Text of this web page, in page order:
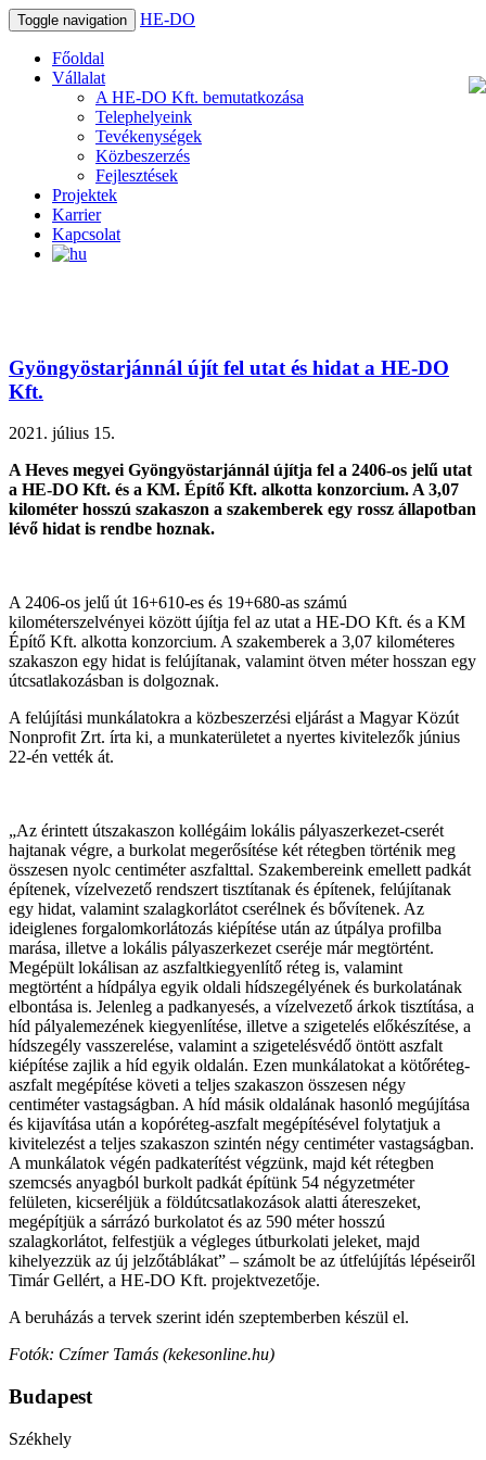
Toggle navigation HE-DO
Főoldal
Vállalat
A HE-DO Kft. bemutatkozása
Telephelyeink
Tevékenységek
Közbeszerzés
Fejlesztések
Projektek
Karrier
Kapcsolat
Gyöngyöstarjánnál újít fel utat és hidat a HE-DO
Kft.
2021. július 15.
A Heves megyei Gyöngyöstarjánnál újítja fel a 2406-os jelű utat
a HE-DO Kft. és a KM. Építő Kft. alkotta konzorcium. A 3,07
kilométer hosszú szakaszon a szakemberek egy rossz állapotban
lévő hidat is rendbe hoznak.
A 2406-os jelű út 16+610-es és 19+680-as számú
kilométerszelvényei között újítja fel az utat a HE-DO Kft. és a KM
Építő Kft. alkotta konzorcium. A szakemberek a 3,07 kilométeres
szakaszon egy hidat is felújítanak, valamint ötven méter hosszan egy
útcsatlakozásban is dolgoznak.
A felújítási munkálatokra a közbeszerzési eljárást a Magyar Közút
Nonprofit Zrt. írta ki, a munkaterületet a nyertes kivitelezők június
22-én vették át.
„Az érintett útszakaszon kollégáim lokális pályaszerkezet-cserét
hajtanak végre, a burkolat megerősítése két rétegben történik meg
összesen nyolc centiméter aszfalttal. Szakembereink emellett padkát
építenek, vízelvezető rendszert tisztítanak és építenek, felújítanak
egy hidat, valamint szalagkorlátot cserélnek és bővítenek. Az
ideiglenes forgalomkorlátozás kiépítése után az útpálya profilba
marása, illetve a lokális pályaszerkezet cseréje már megtörtént.
Megépült lokálisan az aszfaltkiegyenlítő réteg is, valamint
megtörtént a hídpálya egyik oldali hídszegélyének és burkolatának
elbontása is. Jelenleg a padkanyesés, a vízelvezető árkok tisztítása, a
híd pályalemezének kiegyenlítése, illetve a szigetelés előkészítése, a
hídszegély vasszerelése, valamint a szigetelésvédő öntött aszfalt
kiépítése zajlik a híd egyik oldalán. Ezen munkálatokat a kötőréteg-
aszfalt megépítése követi a teljes szakaszon összesen négy
centiméter vastagságban. A híd másik oldalának hasonló megújítása
és kijavítása után a kopóréteg-aszfalt megépítésével folytatjuk a
kivitelezést a teljes szakaszon szintén négy centiméter vastagságban.
A munkálatok végén padkaterítést végzünk, majd két rétegben
szemcsés anyagból burkolt padkát építünk 54 négyzetméter
felületen, kicseréljük a földútcsatlakozások alatti átereszeket,
megépítjük a sárrázó burkolatot és az 590 méter hosszú
szalagkorlátot, felfestjük a végleges útburkolati jeleket, majd
kihelyezzük az új jelzőtáblákat” – számolt be az útfelújítás lépéseiről
Timár Gellért, a HE-DO Kft. projektvezetője.
A beruházás a tervek szerint idén szeptemberben készül el.
Fotók: Czímer Tamás (kekesonline.hu)
Budapest
Székhely